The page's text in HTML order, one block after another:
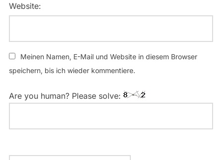
Website:
Meinen Namen, E-Mail und Website in diesem Browser
speichern, bis ich wieder kommentiere.
Are you human? Please solve: